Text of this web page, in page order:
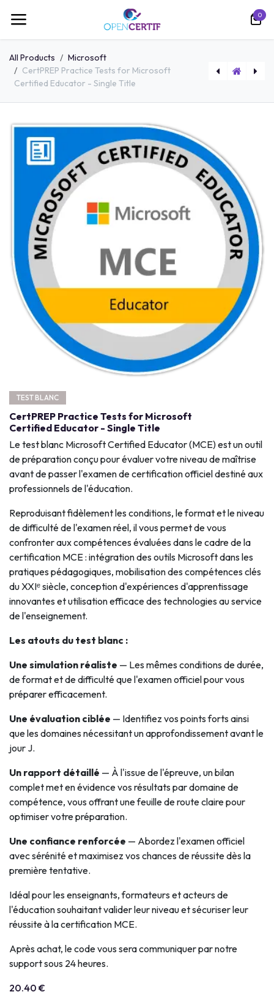
0
All Products
Microsoft
CertPREP Practice Tests for Microsoft
Certified Educator - Single Title
TEST BLANC
CertPREP Practice Tests for Microsoft
Certified Educator - Single Title
Le test blanc Microsoft Certified Educator (MCE) est un outil
de préparation conçu pour évaluer votre niveau de maîtrise
avant de passer l'examen de certification officiel destiné aux
professionnels de l'éducation.
Reproduisant fidèlement les conditions, le format et le niveau
de difficulté de l'examen réel, il vous permet de vous
confronter aux compétences évaluées dans le cadre de la
certification MCE : intégration des outils Microsoft dans les
pratiques pédagogiques, mobilisation des compétences clés
du XXIᵉ siècle, conception d'expériences d'apprentissage
innovantes et utilisation efficace des technologies au service
de l'enseignement.
Les atouts du test blanc :
Une simulation réaliste — Les mêmes conditions de durée,
de format et de difficulté que l'examen officiel pour vous
préparer efficacement.
Une évaluation ciblée — Identifiez vos points forts ainsi
que les domaines nécessitant un approfondissement avant le
jour J.
Un rapport détaillé — À l'issue de l'épreuve, un bilan
complet met en évidence vos résultats par domaine de
compétence, vous offrant une feuille de route claire pour
optimiser votre préparation.
Une confiance renforcée — Abordez l'examen officiel
avec sérénité et maximisez vos chances de réussite dès la
première tentative.
Idéal pour les enseignants, formateurs et acteurs de
l'éducation souhaitant valider leur niveau et sécuriser leur
réussite à la certification MCE.
Après achat, le code vous sera communiquer par notre
support sous 24 heures.
20.40 €